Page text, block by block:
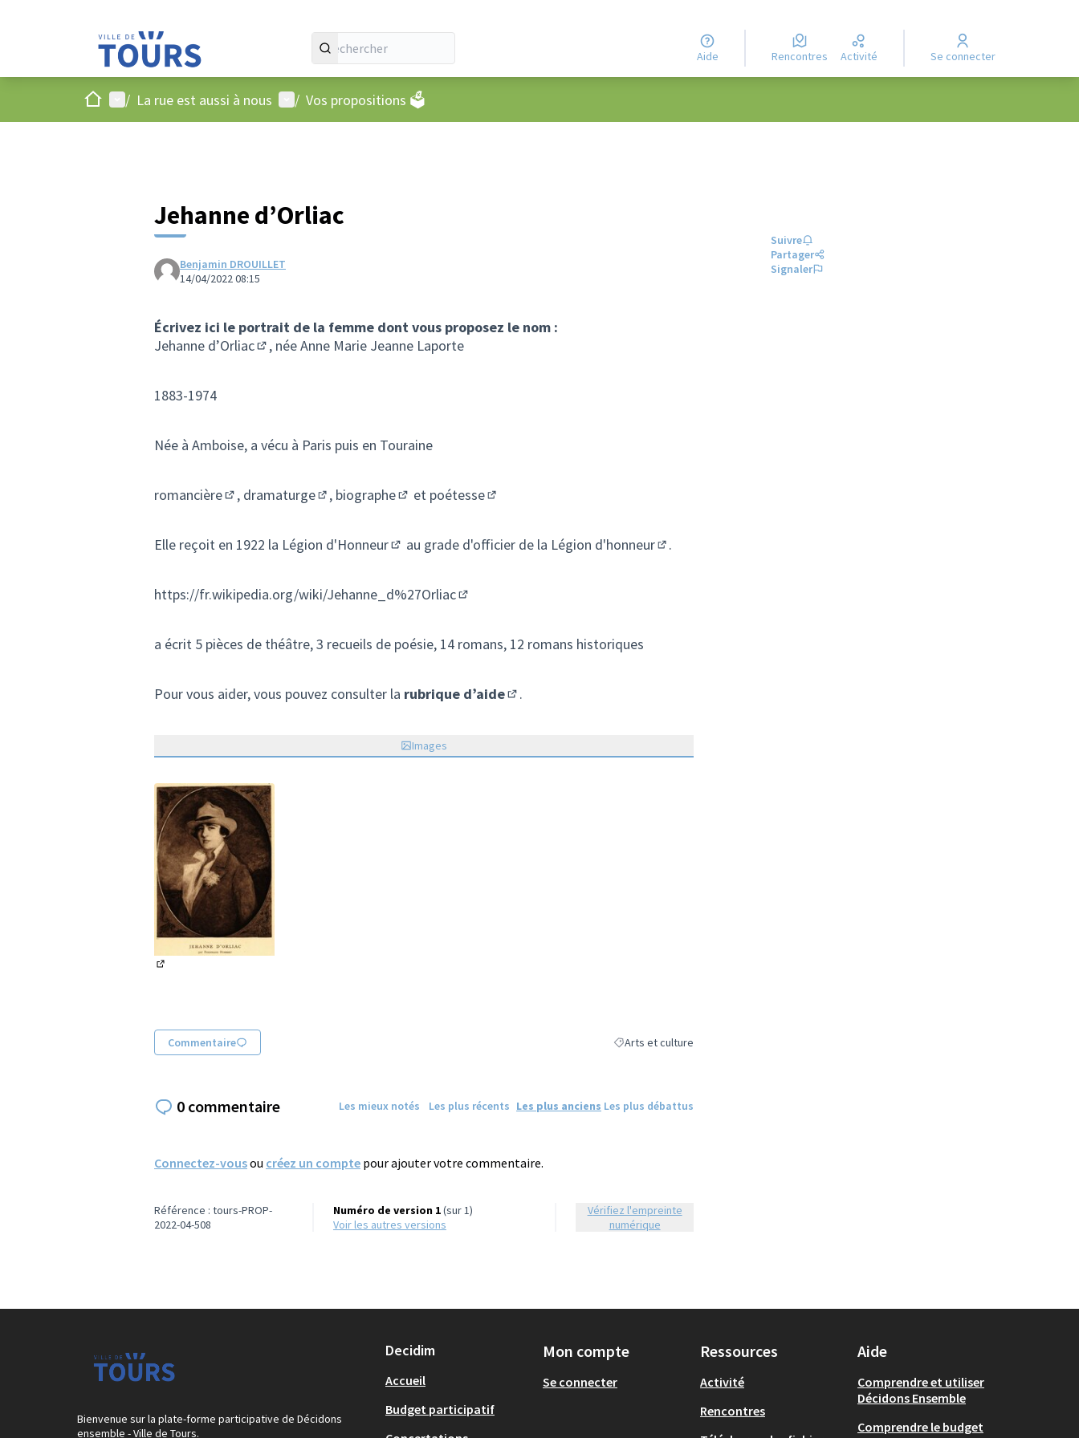
Aide Rencontres Activité Se connecter
AccueilMenu principal
/ La rue est aussi à nous Menu utilisateur
/ Vos propositions 🗳️
Jehanne d’Orliac
Benjamin DROUILLET
14/04/2022 08:15
Écrivez ici le portrait de la femme dont vous proposez le nom :
Jehanne d’Orliac
(Lien externe)
, née Anne Marie Jeanne Laporte
1883-1974
Née à Amboise, a vécu à Paris puis en Touraine
romancière
(Lien externe)
, dramaturge
(Lien externe)
, biographe
(Lien externe)
et poétesse
Elle reçoit en 1922 la Légion d'Honneur
(Lien externe)
au grade d'officier de la Légion d'honneur .
https://fr.wikipedia.org/wiki/Jehanne_d%27Orliac
a écrit 5 pièces de théâtre, 3 recueils de poésie, 14 romans, 12 romans historiques
Pour vous aider, vous pouvez consulter la rubrique d’aide .
Images
Commentaire Filtrer les résultats de la catégorie : Arts et culture
Arts et culture
Suivre
Partager
Signaler
0 commentaire Les mieux notés Les plus récents Les plus anciens Les plus débattus
Connectez-vousou créez un compte pour ajouter votre commentaire.
Référence : tours-PROP-
2022-04-508
Numéro de version 1(sur 1)
voir les autres versions
Vérifiez l'empreinte
numérique
Bienvenue sur la plate-forme participative de Décidons
ensemble - Ville de Tours.
Decidim
Accueil
Budget participatif
Mon compte
Se connecter
Ressources
Activité
Rencontres
Aide
Comprendre et utiliser
Décidons Ensemble
Comprendre le budget